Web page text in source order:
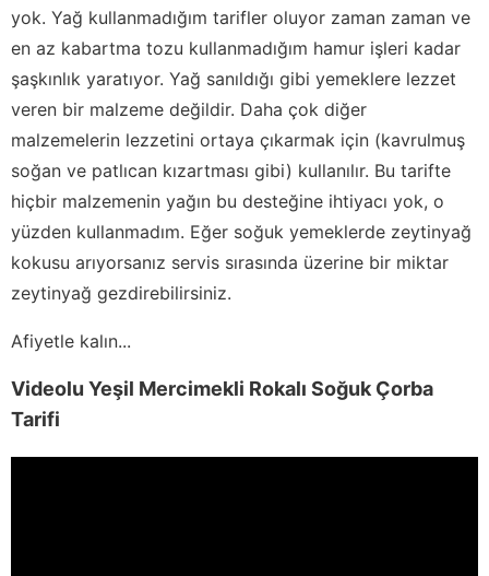
yok. Yağ kullanmadığım tarifler oluyor zaman zaman ve
en az kabartma tozu kullanmadığım hamur işleri kadar
şaşkınlık yaratıyor. Yağ sanıldığı gibi yemeklere lezzet
veren bir malzeme değildir. Daha çok diğer
malzemelerin lezzetini ortaya çıkarmak için (kavrulmuş
soğan ve patlıcan kızartması gibi) kullanılır. Bu tarifte
hiçbir malzemenin yağın bu desteğine ihtiyacı yok, o
yüzden kullanmadım. Eğer soğuk yemeklerde zeytinyağ
kokusu arıyorsanız servis sırasında üzerine bir miktar
zeytinyağ gezdirebilirsiniz.
Afiyetle kalın...
Videolu Yeşil Mercimekli Rokalı Soğuk Çorba
Tarifi